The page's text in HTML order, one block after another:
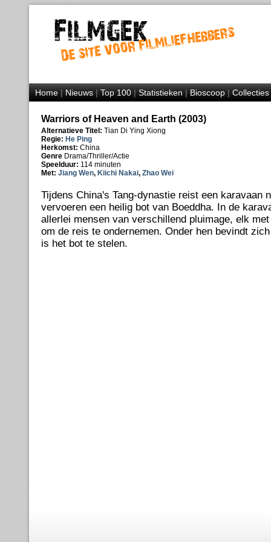
Home|Nieuws|Top 100|Statistieken|Bioscoop|Collecties
Warriors of Heaven and Earth (2003)
Alternatieve Titel: Tian Di Ying Xiong
Regie: He Ping
Herkomst: China
Genre Drama/Thriller/Actie
Speelduur: 114 minuten
Met: Jiang Wen, Kiichi Nakai, Zhao Wei
Tijdens China's Tang-dynastie reist een karavaan
vervoeren een heilig bot van Boeddha. In de
allerlei mensen van verschillend pluimage, elk
om de reis te ondernemen. Onder hen bevindt
is het bot te stelen.